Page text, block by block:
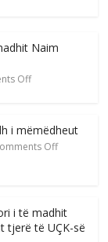
Naim
Off
i mëmëdheut
Off
i të madhit
tjerë të UÇK-së